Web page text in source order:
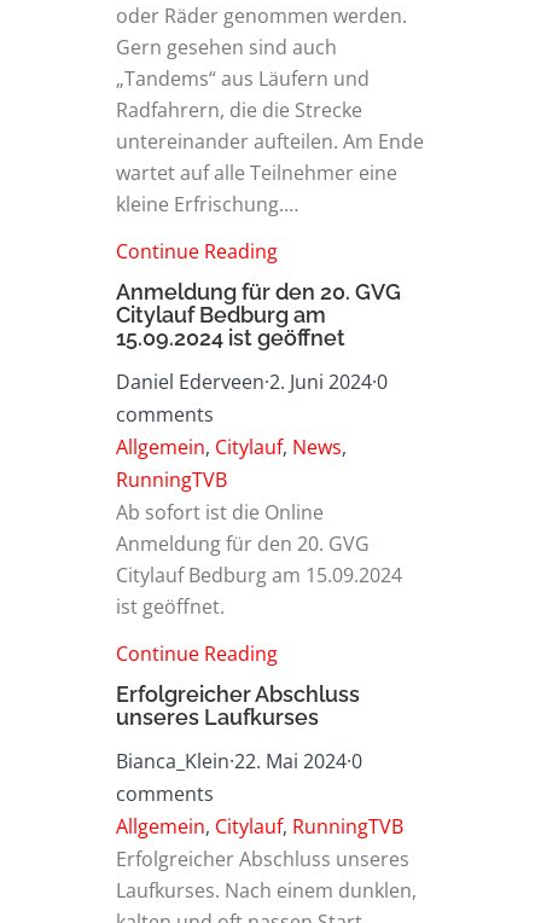
oder Räder genommen werden.
Gern gesehen sind auch
„Tandems“ aus Läufern und
Radfahrern, die die Strecke
untereinander aufteilen. Am Ende
wartet auf alle Teilnehmer eine
kleine Erfrischung.…
Continue Reading
Anmeldung für den 20. GVG
Citylauf Bedburg am
15.09.2024 ist geöffnet
Daniel Ederveen·2. Juni 2024·0
comments
Allgemein, Citylauf, News,
RunningTVB
Ab sofort ist die Online
Anmeldung für den 20. GVG
Citylauf Bedburg am 15.09.2024
ist geöffnet.
Continue Reading
Erfolgreicher Abschluss
unseres Laufkurses
Bianca_Klein·22. Mai 2024·0
comments
Allgemein, Citylauf, RunningTVB
Erfolgreicher Abschluss unseres
Laufkurses. Nach einem dunklen,